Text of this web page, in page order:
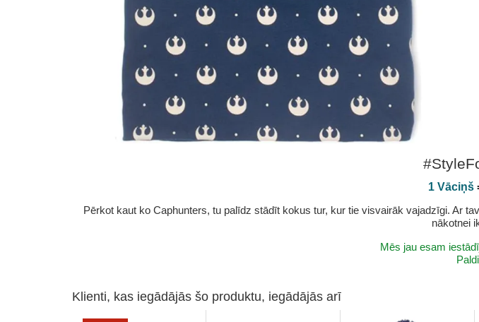
1 Vāciņš
Pērkot kaut ko Caphunters, tu palīdz stādīt kokus tur, kur tie visvairāk vajadzīgi. Ar
nākotnei
Mēs jau esam
Klienti, kas iegādājās šo produktu, iegādājās arī